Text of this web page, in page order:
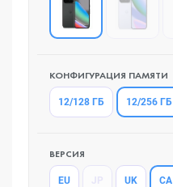
КОНФИГУРАЦИЯ ПАМЯТИ
12/128 ГБ 12/256 ГБ
ВЕРСИЯ
EU UK CA